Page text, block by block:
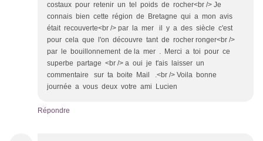
costaux pour retenir un tel poids de rocher<br /> Je
connais bien cette région de Bretagne qui a mon avis
était recouverte<br /> par la mer il y a des siècle c'est
pour cela que l'on découvre tant de rocher ronger<br />
par le bouillonnement de la mer . Merci a toi pour ce
superbe partage <br /> a oui je t'ais laisser un
commentaire sur ta boite Mail .<br /> Voila bonne
journée a vous deux votre ami Lucien
Répondre